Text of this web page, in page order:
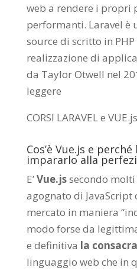
web a rendere i propri
performanti. Laravel è
source di scritto in
realizzazione di
da Taylor Otwell nel
leggere
CORSI LARAVEL e
Cos’è Vue.js e
impararlo alla
E’Vue.jssecondo
agognato di
mercato in maniera
modo forse da
e definitiva la
linguaggio web che in